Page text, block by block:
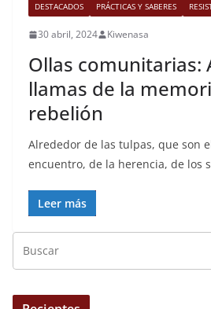
DESTACADOS
PRÁCTICAS Y SABERES
30 abril, 2024 Kiwenasa
Ollas comunitarias:
llamas de la
rebelión
Alrededor de las tulpas, que son
encuentro, de la herencia, de los
Leer más